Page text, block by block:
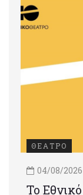
ΘΕΑΤΡΟ
04/08/2026
Το